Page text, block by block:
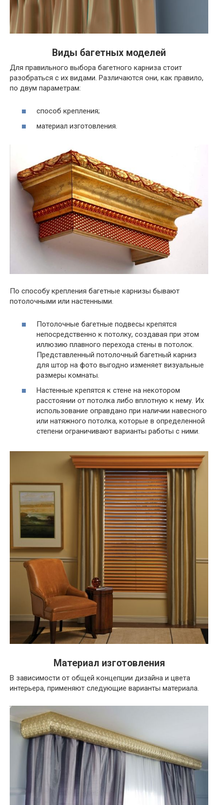
Виды багетных моделей
Для правильного выбора багетного карниза стоит
разобраться с их видами. Различаются они, как правило,
по двум параметрам:
способ крепления;
материал изготовления.
По способу крепления багетные карнизы бывают
потолочными или настенными.
Потолочные багетные подвесы крепятся
непосредственно к потолку, создавая при этом
иллюзию плавного перехода стены в потолок.
Представленный потолочный багетный карниз
для штор на фото выгодно изменяет визуальные
размеры комнаты.
Настенные крепятся к стене на некотором
расстоянии от потолка либо вплотную к нему. Их
использование оправдано при наличии навесного
или натяжного потолка, которые в определенной
степени ограничивают варианты работы с ними.
Материал изготовления
В зависимости от общей концепции дизайна и цвета
интерьера, применяют следующие варианты материала.